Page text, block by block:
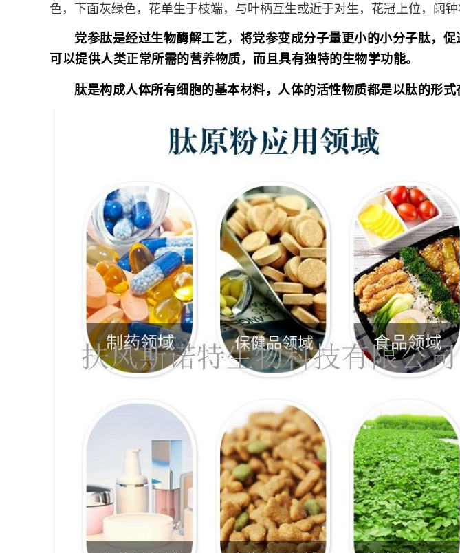
色，下面灰绿色，花单生于枝端，与叶柄互生或近于对生，花冠上位，阔
党参肽是经过生物酶解工艺，将党参变成分子量更小的小分子肽，
可以提供人类正常所需的营养物质，而且具有独特的生物学功能。
肽是构成人体所有细胞的基本材料，人体的活性物质都是以肽的形